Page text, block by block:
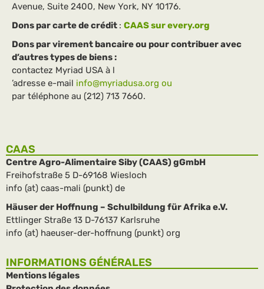
Avenue, Suite 2400, New York, NY 10176.
Dons par carte de crédit : CAAS sur every.org
Dons par virement bancaire ou pour contribuer avec
d’autres types de biens :
contactez Myriad USA à l
’adresse e-mail info@myriadusa.org ou
par téléphone au (212) 713 7660.
CAAS
Centre Agro-Alimentaire Siby (CAAS) gGmbH
Freihofstraße 5 D-69168 Wiesloch
info (at) caas-mali (punkt) de
Häuser der Hoffnung – Schulbildung für Afrika e.V.
Ettlinger Straße 13 D-76137 Karlsruhe
info (at) haeuser-der-hoffnung (punkt) org
INFORMATIONS GÉNÉRALES
Mentions légales